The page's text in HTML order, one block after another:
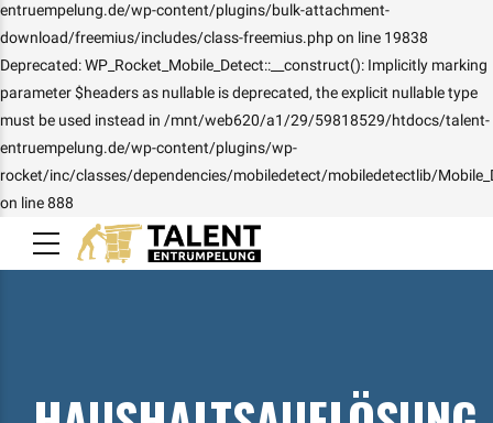
entruempelung.de/wp-content/plugins/bulk-attachment-
download/freemius/includes/class-freemius.php on line 19838
Deprecated: WP_Rocket_Mobile_Detect::__construct(): Implicitly marking
parameter $headers as nullable is deprecated, the explicit nullable type
must be used instead in /mnt/web620/a1/29/59818529/htdocs/talent-
entruempelung.de/wp-content/plugins/wp-
rocket/inc/classes/dependencies/mobiledetect/mobiledetectlib/
on line 888